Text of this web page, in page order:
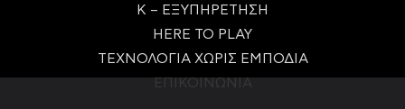
Κ – ΕΞΥΠΗΡΕΤΗΣΗ
HERE TO PLAY
ΤΕΧΝΟΛΟΓΙΑ ΧΩΡΙΣ ΕΜΠΟΔΙΑ